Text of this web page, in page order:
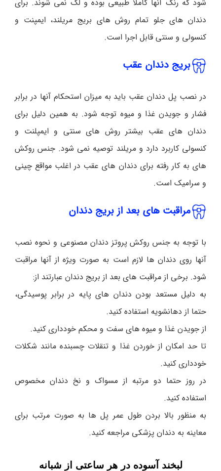
شود که رنگ آنها کاملا طبیعی بوده و لک نمی شوند. برای
دندان های جلو تمام روش های بریج مریلند، ایمپنت و
کنسولی و سنتی قابل اجرا است.
بریج دندان عقب
در نصب پل دندان عقب باید به میزان استحکام آنها در برابر
فشار و جویدن غذا و میوه توجه شود. به همین دلیل برای
دندان های عقب بیشتر روش های سنتی و ایمپلنت و
کنسولی کاربرد دارد و مریلند توصیه نمی شود. جنس روکش
های به کار رفته برای دندان های عقب در اغلب مواقع چینی
و سرامیک است.
مراقبت های بعد از بریج دندان
با توجه به جنس روکش پروتز دندان مصنوعی و نحوه نصب
آنها روی دندان ها لازم است به صورت ویژه از آنها مراقبت
شود. برخی از مراقبت های بعد از بریج دندان عبارتند از:
به دلیل مستعد بودن دندان های پایه در برابر پوسیدگی،
حتما از دهانشویه استفاده کنید.
از جویدن غذا و میوه های سفت و محکم خودداری کنید.
تا حد امکان از خوردن غذا و تنقلات چسبنده مانند شکلات
خودداری کنید.
در روز حتما دو مرتبه از مسواک و نخ دندان مخصوص
استفاده کنید.
به منظور بالا بردن طول عمر پل ها به صورت مرتب برای
معاینه به دندان پزشکی مراجعه کنید.
لبخند آسوده در هر ساعتی از شبانه